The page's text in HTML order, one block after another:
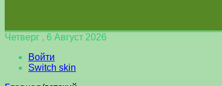
Четверг , 6 Август 2026
Войти
Switch skin